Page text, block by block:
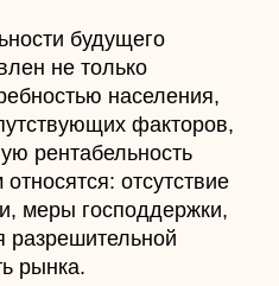
будущего
не только
населения,
факторов,
рентабельность
отсутствие
меры господдержки,
разрешительной
рынка.